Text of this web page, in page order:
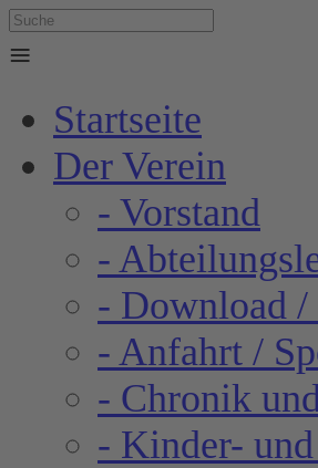
≡
Startseite
Der Verein
- Vorstand
-
- Download
- Anfahrt /
- Chronik
- Kinder-